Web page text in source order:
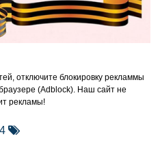
отключите блокировку рекламмы
(Adblock). Наш сайт не
рекламы!